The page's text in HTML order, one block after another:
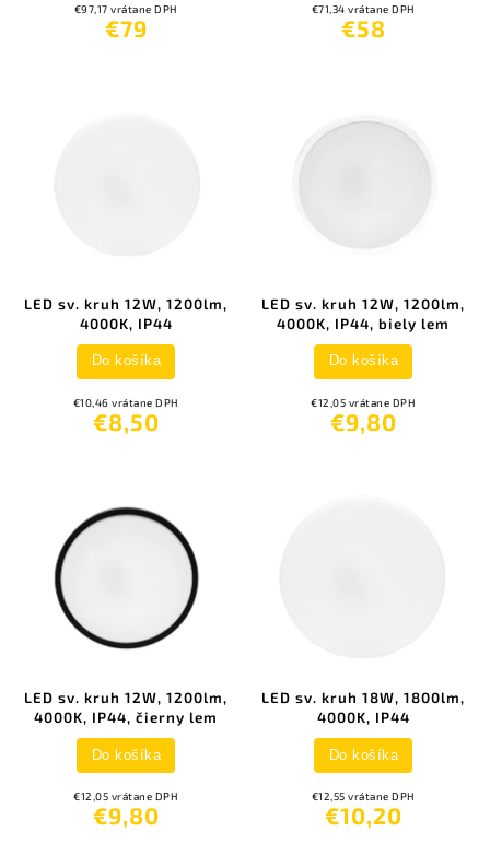
€97,17 vrátane DPH
€79
€71,34 vrátane DPH
€58
LED sv. kruh 12W, 1200lm,
4000K, IP44
€10,46 vrátane DPH
€8,50
Do košíka
LED sv. kruh 12W, 1200lm,
4000K, IP44, biely lem
€12,05 vrátane DPH
€9,80
Do košíka
LED sv. kruh 12W, 1200lm,
4000K, IP44, čierny lem
€12,05 vrátane DPH
€9,80
Do košíka
LED sv. kruh 18W, 1800lm,
4000K, IP44
€12,55 vrátane DPH
€10,20
Do košíka